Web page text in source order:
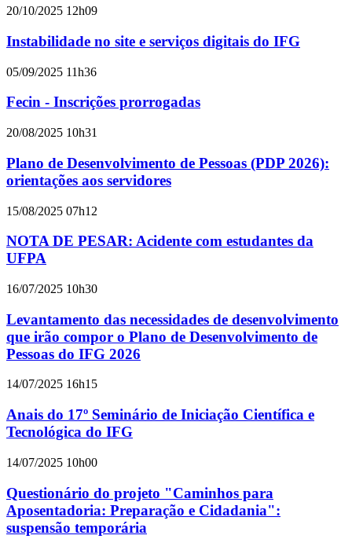
20/10/2025 12h09
Instabilidade no site e serviços digitais do IFG
05/09/2025 11h36
Fecin - Inscrições prorrogadas
20/08/2025 10h31
Plano de Desenvolvimento de Pessoas (PDP 2026):
orientações aos servidores
15/08/2025 07h12
NOTA DE PESAR: Acidente com estudantes da
UFPA
16/07/2025 10h30
Levantamento das necessidades de desenvolvimento
que irão compor o Plano de Desenvolvimento de
Pessoas do IFG 2026
14/07/2025 16h15
Anais do 17º Seminário de Iniciação Científica e
Tecnológica do IFG
14/07/2025 10h00
Questionário do projeto "Caminhos para
Aposentadoria: Preparação e Cidadania":
suspensão temporária